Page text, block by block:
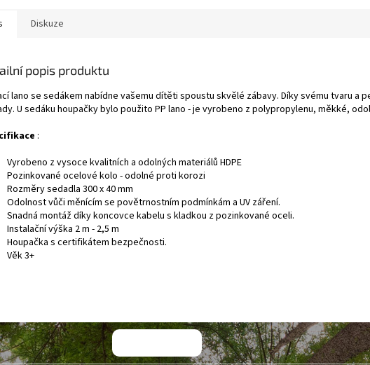
Diskuze
popis produktu
lano se sedákem nabídne vašemu dítěti spoustu skvělé zábavy. Díky svému tvaru a
U sedáku houpačky bylo použito PP lano - je vyrobeno z polypropylenu, měkké,
:
Vyrobeno z vysoce kvalitních a odolných materiálů HDPE
Pozinkované ocelové kolo - odolné proti korozi
Rozměry sedadla 300 x 40 mm
Odolnost vůči měnícím se povětrnostním podmínkám a UV záření.
Snadná montáž díky koncovce kabelu s kladkou z pozinkované oceli.
Instalační výška 2 m - 2,5 m
Houpačka s certifikátem bezpečnosti.
Věk 3+